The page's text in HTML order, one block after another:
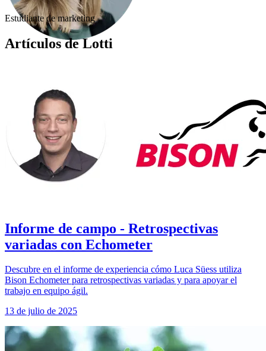
Estudiante de marketing
Artículos de Lotti
Informe de campo - Retrospectivas
variadas con Echometer
Descubre en el informe de experiencia cómo Luca Süess utiliza
Bison Echometer para retrospectivas variadas y para apoyar el
trabajo en equipo ágil.
13 de julio de 2025